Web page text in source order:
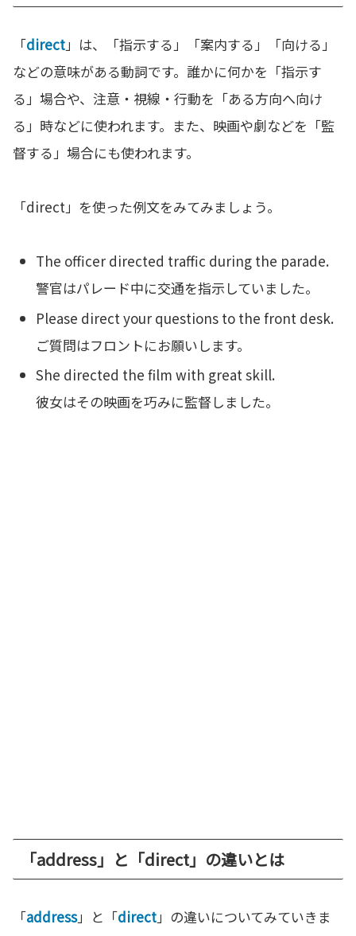
「direct」は、「指示する」「案内する」「向ける」
などの意味がある動詞です。誰かに何かを「指示す
る」場合や、注意・視線・行動を「ある方向へ向け
る」時などに使われます。また、映画や劇などを「監
督する」場合にも使われます。
「direct」を使った例文をみてみましょう。
The officer directed traffic during the parade.
警官はパレード中に交通を指示していました。
Please direct your questions to the front desk.
ご質問はフロントにお願いします。
She directed the film with great skill.
彼女はその映画を巧みに監督しました。
「address」と「direct」の違いとは
「address」と「direct」の違いについてみていきま